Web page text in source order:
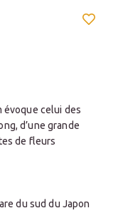
évoque celui des
d’une grande
de fleurs
du sud du Japon